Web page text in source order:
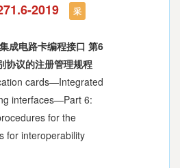
(National standards in foreign
language version)
2019 采
成电路卡编程接口 第6
协议的注册管理规程
cards—Integrated
interfaces—Part 6:
for the
for interoperability